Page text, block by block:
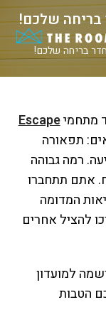
Escape
תפאורה
רמה גבוהה
אתם תתחברו
המדומה
להציל אחרים
למועדון
הטבות